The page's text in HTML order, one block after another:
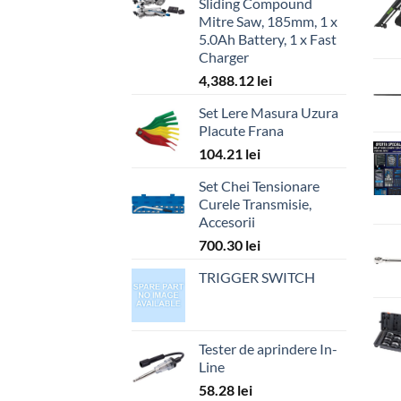
Mitre Saw, 185mm, 1 x
5.0Ah Battery, 1 x Fast
Charger
4,388.12 lei
Set Lere Masura Uzura
Placute Frana
104.21 lei
Set Chei Tensionare
Curele Transmisie,
Accesorii
700.30 lei
TRIGGER SWITCH
Tester de aprindere In-
Line
58.28 lei